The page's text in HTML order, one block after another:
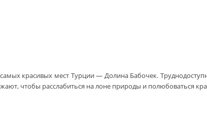
красивых мест Турции — Долина Бабочек.
чтобы расслабиться на лоне природы и полюбоваться